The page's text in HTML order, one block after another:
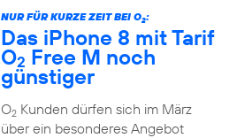
NUR FÜR KURZE ZEIT BEI O2:
Das iPhone 8 mit Tarif
O2 Free M noch
günstiger
O2Kunden dürfen sich im März
über ein besonderes Angebot